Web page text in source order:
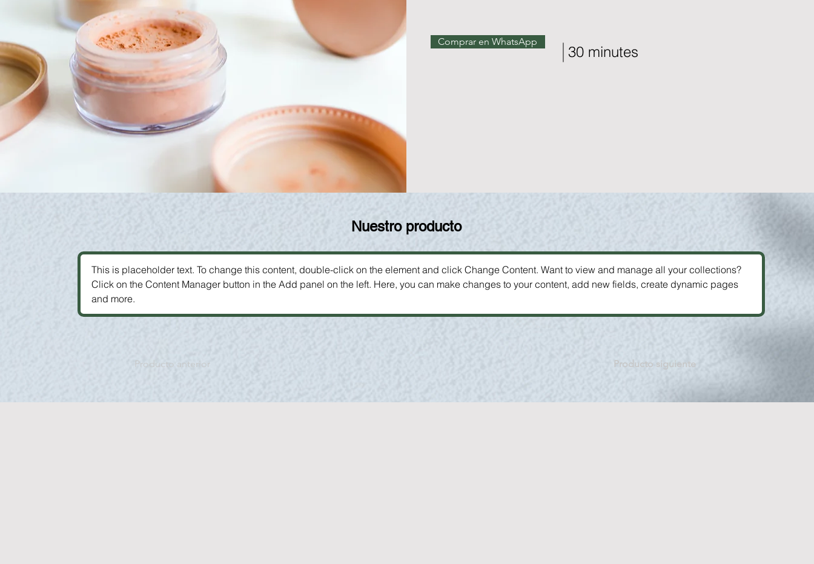
Comprar en WhatsApp
30 minutes
Nuestro producto
This is placeholder text. To change this content, double-click on the element and click Change Content. Want to view and manage all your collections?
Click on the Content Manager button in the Add panel on the left. Here, you can make changes to your content, add new fields, create dynamic pages
and more.
Producto anterior Producto siguiente